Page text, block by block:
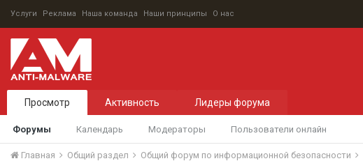
Услуги Реклама Наша команда Наши принципы О нас
Просмотр
Форумы Календарь Модераторы Пользователи онлайн
Активность Лидеры форума
Главная Общий раздел Общий форум по информационной безопасности